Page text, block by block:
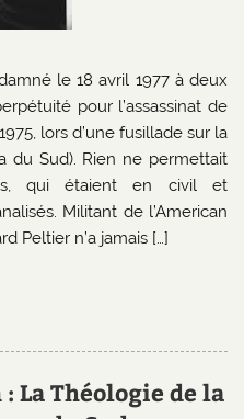
le 18 avril 1977 à deux
pour l’assassinat de
lors d’une fusillade sur la
du Sud). Rien ne permettait
qui étaient en civil et
Militant de l’American
Peltier n’a jamais […]
La Théologie de la